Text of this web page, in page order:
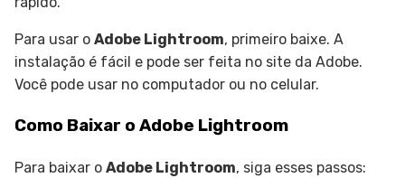
Para usar o Adobe Lightroom, primeiro baixe. A
instalação é fácil e pode ser feita no site da Adobe.
Você pode usar no computador ou no celular.
Como Baixar o Adobe Lightroom
Para baixar o Adobe Lightroom, siga esses passos: